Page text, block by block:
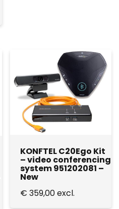
KONFTEL C20Ego Kit
– video conferencing
system 951202081 –
New
€ 359,00excl.